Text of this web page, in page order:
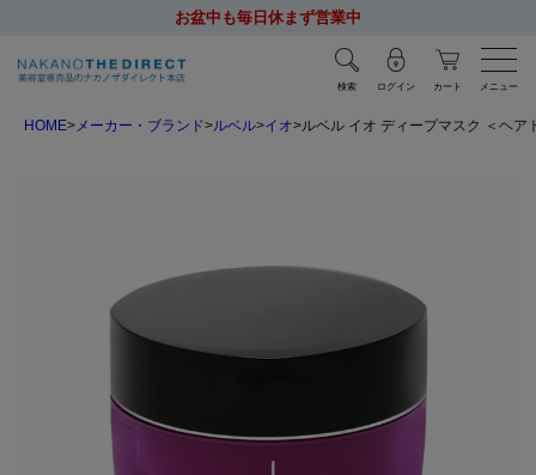
お盆中も毎日休まず営業中
検索 ログイン カート メニュー
HOME メーカー・ブランド ルベル イオ ルベル イオ ディープマスク ＜ヘア